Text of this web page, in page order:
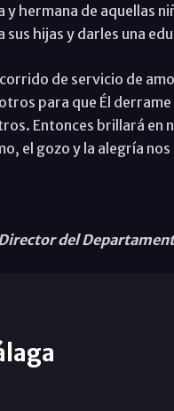
hermana de aquellas
hijas y darles una
de servicio de
para que Él
Entonces brillará en
el gozo y la alegría
del